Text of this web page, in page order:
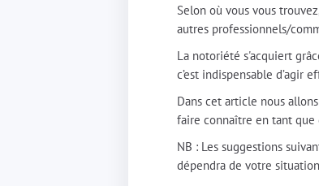
Selon où vous vous
autres professionnels/
La notoriété s'acquiert
c’est indispensable d’agir
Dans cet article nous
faire connaître en tant que
NB : Les suggestions
dépendra de votre